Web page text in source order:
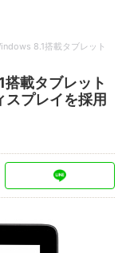
8.1搭載タブレット
載タブレット
プレイを採用